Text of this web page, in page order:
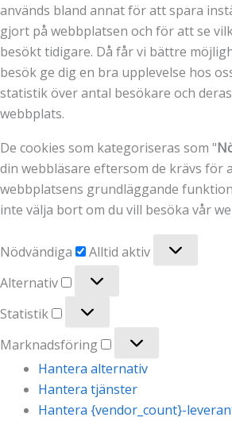
används bland annat för att spara
gjort på webbplatsen och för att se
besökt tidigare. Då får vi bättre
besök ge dig en bra upplevelse hos
statistik över antal besökare och
webbplats.
De cookies som kategoriseras som "
din webbläsare eftersom de krävs för
webbplatsens grundläggande
inte välja bort om du vill besöka vår
Nödvändiga
Alltid aktiv
Alternativ
Statistik
Marknadsföring
Hantera alternativ
Hantera tjänster
Hantera {vendor_count}-